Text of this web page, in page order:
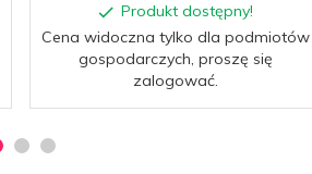
Produkt dostępny!
Cena widoczna tylko dla podmiotów
gospodarczych, proszę się
zalogować.